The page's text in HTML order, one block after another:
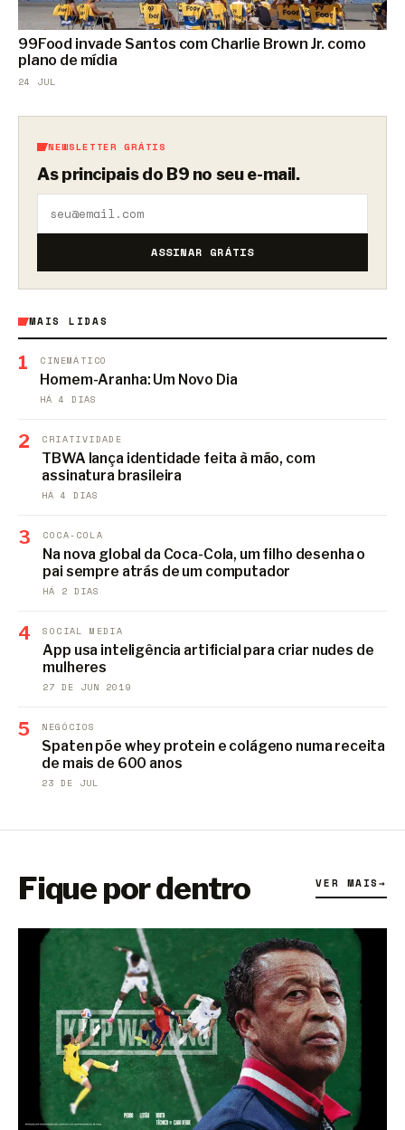
99Food invade Santos com Charlie Brown Jr. como
plano de mídia
24 JUL
NEWSLETTER GRÁTIS
As principais do B9 no seu e-mail.
ASSINAR GRÁTIS
MAIS LIDAS
1 CINEMÁTICO
Homem-Aranha: Um Novo Dia
HÁ 4 DIAS
2 CRIATIVIDADE
TBWA lança identidade feita à mão, com
assinatura brasileira
HÁ 4 DIAS
3 COCA-COLA
Na nova global da Coca-Cola, um filho desenha o
pai sempre atrás de um computador
HÁ 2 DIAS
4 SOCIAL MEDIA
App usa inteligência artificial para criar nudes de
mulheres
27 DE JUN 2019
5 NEGÓCIOS
Spaten põe whey protein e colágeno numa receita
de mais de 600 anos
23 DE JUL
Fique por dentro VER MAIS→